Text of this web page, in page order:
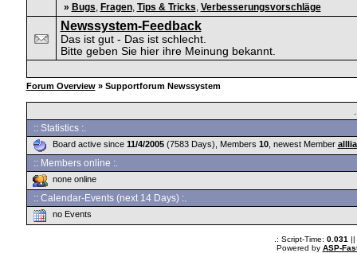
» Bugs, Fragen, Tips & Tricks, Verbesserungsvorschläge
Newssystem-Feedback
Das ist gut - Das ist schlecht.
Bitte geben Sie hier ihre Meinung bekannt.
Forum Overview » Supportforum Newssystem
:: Statistics :.
Board active since 11/4/2005(7583 Days), Members 10, newest Member
:: Members online :.
none online
:: Calendar-Events (next 14 Days) :.
no Events
.: Script-Time: 0.031 ||
Powered by ASP-